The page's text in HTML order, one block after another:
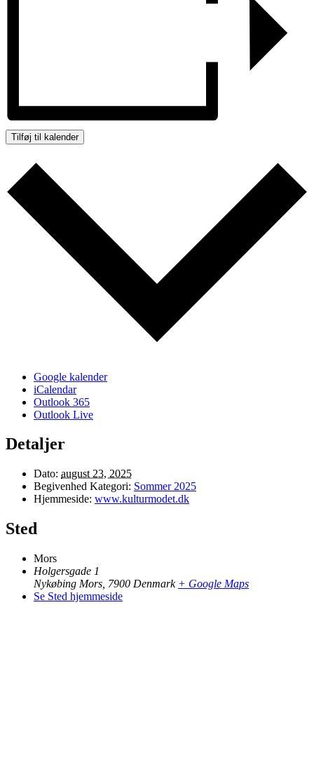
Tilføj til kalender
Google kalender
iCalendar
Outlook 365
Outlook Live
Detaljer
Dato: august 23, 2025
Begivenhed Kategori: Sommer 2025
Hjemmeside: www.kulturmodet.dk
Sted
Mors
Holgersgade 1
Nykøbing Mors 7900 Denmark + Google Maps
Se Sted hjemmeside